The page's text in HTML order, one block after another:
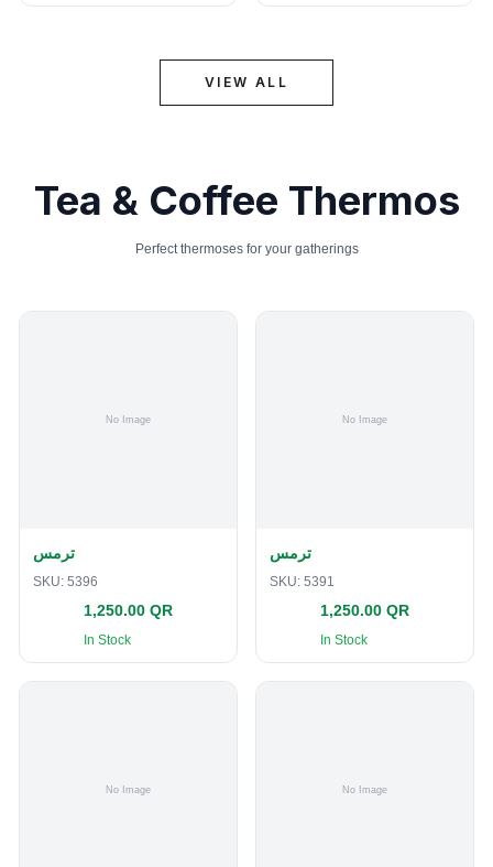
VIEW ALL
Tea & Coffee Thermos
Perfect thermoses for your gatherings
ترمس
SKU: 5396
1,250.00 QR
In Stock
ترمس
SKU: 5391
1,250.00 QR
In Stock